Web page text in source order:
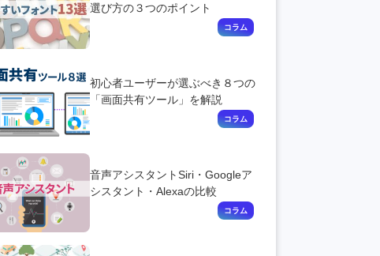
選び方の３つのポイント
初心者ユーザーが選ぶべき８つの
「画面共有ツール」を解説
音声アシスタントSiri・Googleア
シスタント・Alexaの比較